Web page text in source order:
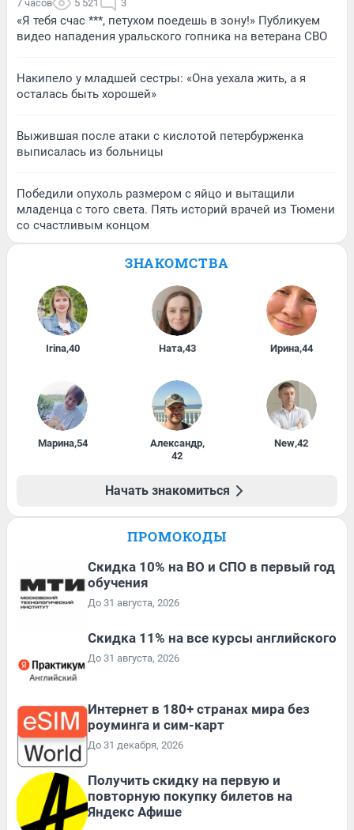
7 часов 5 521 3
«Я тебя счас ***, петухом поедешь в зону!» Публикуем
видео нападения уральского гопника на ветерана СВО
Накипело у младшей сестры: «Она уехала жить, а я
осталась быть хорошей»
Выжившая после атаки с кислотой петербурженка
выписалась из больницы
Победили опухоль размером с яйцо и вытащили
младенца с того света. Пять историй врачей из Тюмени
со счастливым концом
ЗНАКОМСТВА
Irina,40 Ната,43 Ирина,44
Марина,54 Александр,
42
New,42
Начать знакомиться
ПРОМОКОДЫ
Скидка 10% на ВО и СПО в первый год
обучения
До 31 августа, 2026
Скидка 11% на все курсы английского
До 31 августа, 2026
Интернет в 180+ странах мира без
роуминга и сим-карт
До 31 декабря, 2026
Получить скидку на первую и
повторную покупку билетов на
Яндекс Афише